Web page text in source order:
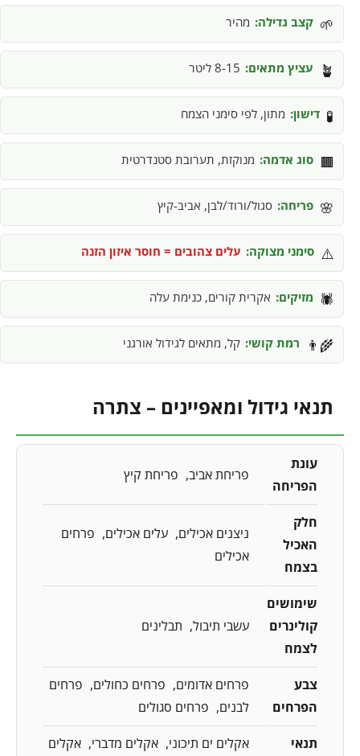
🌱 קצב גדילה: מהיר
🪴 עציץ מתאים: 8-15 ליטר
🧪 דישון: מתון, לפי סימני הצמח
🟫 סוג אדמה: מנוקזת, תערובת סטנדרטית
🌸 פריחה: סגול/ורוד/לבן, אביב-קיץ
⚠️ סימני מצוקה: עלים צהובים = חוסר איזון הזנה
🕷️ מזיקים: אקרית קורים, כנימת עלה
👨‍🌾 רמת קושי: קל, מתאים לגידול אורגני
תנאי גידול ומאפיינים – צתרה
עונת
הפריחה
פריחת אביב פריחת קיץ
חלק
האכיל
בצמח
ניצנים אכילים עלים אכילים
פרחים
אכילים
שימושים
קולינרים
לצמח
עשבי תיבול תבלינים
צבע
הפרחים
פרחים אדומים פרחים כחולים
פרחים
לבנים
פרחים סגולים
תנאי
אקלים ים תיכוני אקלים מדברי
אקלים